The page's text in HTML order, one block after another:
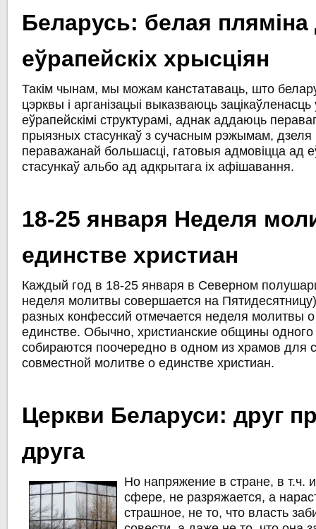
Беларусь: белая пляміна
еўрапейскіх хрысціян
Такім чынам, мы можам канстатаваць, што
цэрквы і арганізацыі выказваюць зацікаўленасць
еўрапейскімі структурамі, аднак аддаюць
прыязных стасункаў з сучасным рэжымам, дзеля
пераважанай большасці, гатовыя адмовіцца ад
стасункаў альбо ад адкрытага іх афішавання.
18-25 января Неделя
единстве христиан
Каждый год в 18-25 января в Северном
неделя молитвы совершается на
разных конфессий отмечается неделя молитвы
единстве. Обычно, христианские общины одного
собираются поочередно в одном из храмов для
совместной молитве о единстве христиан.
Церкви Беларуси: друг
друга
Но напряжение в стране, в т.ч.
сфере, не разряжается, а
страшное, не то, что власть